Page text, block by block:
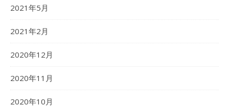
2021年5月
2021年2月
2020年12月
2020年11月
2020年10月